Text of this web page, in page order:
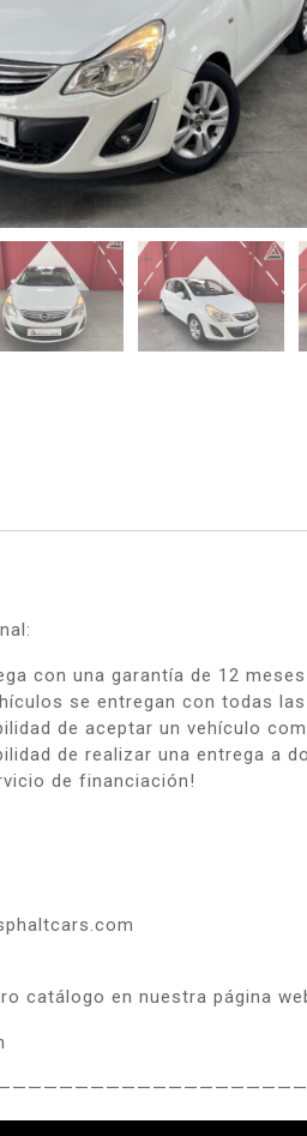
con una garantía de 12
se entregan con todas
de aceptar un vehículo
de realizar una entrega a
de financiación!
catálogo en nuestra página